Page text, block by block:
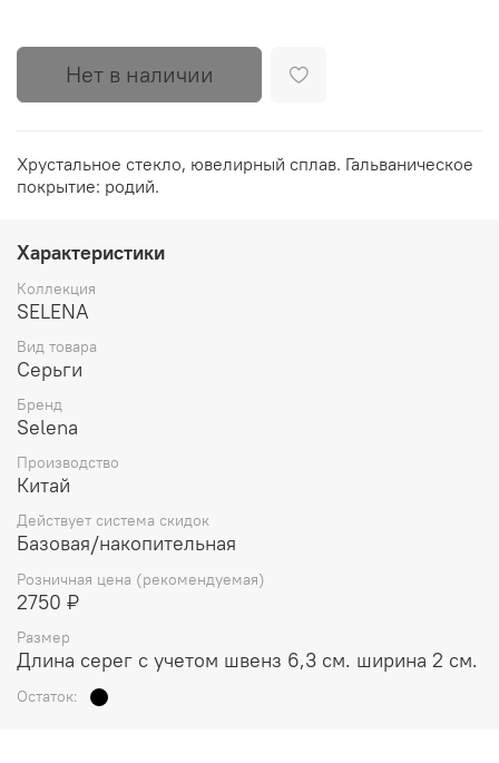
Нет в наличии
Хрустальное стекло, ювелирный сплав. Гальваническое
покрытие: родий.
Характеристики
Коллекция
SELENA
Вид товара
Серьги
Бренд
Selena
Производство
Китай
Действует система скидок
Базовая/накопительная
Розничная цена (рекомендуемая)
2750 ₽
Размер
Длина серег с учетом швенз 6,3 см. ширина 2 см.
Остаток: